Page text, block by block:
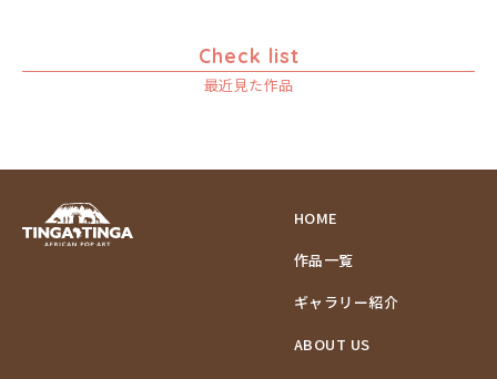
Check list
最近見た作品
HOME
作品一覧
ギャラリー紹介
ABOUT US